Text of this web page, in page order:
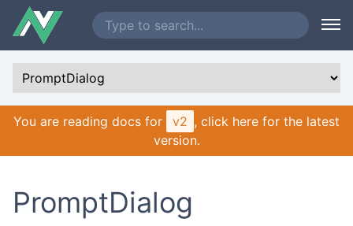
You are reading docs for v2 , click here for the latest
version.
PromptDialog